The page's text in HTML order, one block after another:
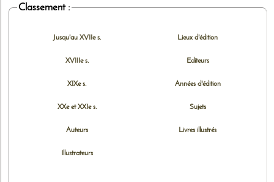
Classement :
Jusqu'au XVIIe s.
XVIIIe s.
XIXe s.
XXe et XXIe s.
Auteurs
Illustrateurs
Lieux d'édition
Editeurs
Années d'édition
Sujets
Livres illustrés